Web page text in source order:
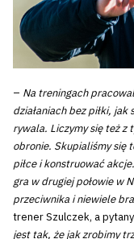
– Na treningach
działaniach bez piłki,
rywala. Liczymy się też z
obronie. Skupialiśmy się
piłce i konstruować
gra w drugiej połowie w
przeciwnika i niewiele
trener Szulczek, a
jest tak, że jak zrobimy